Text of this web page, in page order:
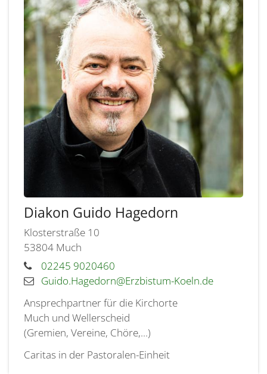
Diakon Guido Hagedorn
Klosterstraße 10
53804 Much
02245 9020460
Guido.Hagedorn@Erzbistum-Koeln.de
Ansprechpartner für die Kirchorte
Much und Wellerscheid
(Gremien, Vereine, Chöre,...)
Caritas in der Pastoralen-Einheit